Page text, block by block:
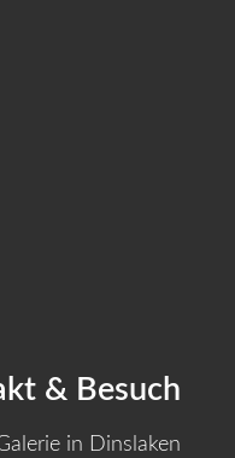
& Besuch
in Dinslaken